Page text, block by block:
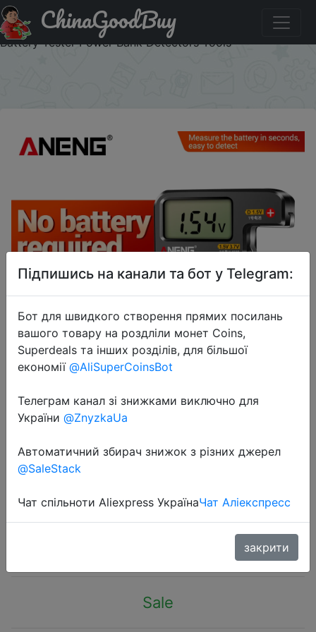
Акція на ANENG BT189 Button Cell Battery Tester
Universal Household LCD Display 9V N D C AA AAA
Battery Tester Power Bank Detectors Tools
ChinaGoodBuy
2023-11-28
Tester Universal Household LCD
Display 9V N D C AA AAA Battery
Tester Power Bank Detectors Tools
Sale
Підпишись на канали та бот у Telegram:
Бот для швидкого створення прямих посилань
вашого товару на роздліли монет Coins,
Superdeals та інших розділів, для більшої
економії @AliSuperCoinsBot
Телеграм канал зі знижками виключно для
України @ZnyzkaUa
Автоматичний збирач знижок з різних джерел
@SaleStack
Чат спільноти Aliexpress УкраїнаЧат Аліекспресс
закрити